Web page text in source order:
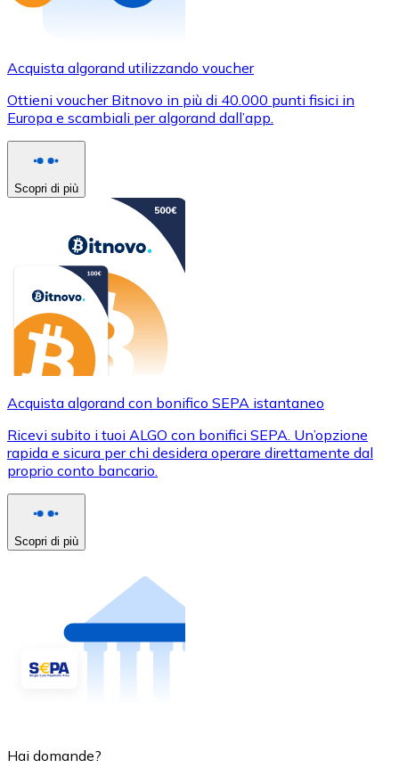
Acquista algorand utilizzando voucher
Ottieni voucher Bitnovo in più di 40.000 punti fisici in
Europa e scambiali per algorand dall’app.
Scopri di più
Acquista algorand con bonifico SEPA istantaneo
Ricevi subito i tuoi ALGO con bonifici SEPA. Un’opzione
rapida e sicura per chi desidera operare direttamente dal
proprio conto bancario.
Scopri di più
Hai domande?